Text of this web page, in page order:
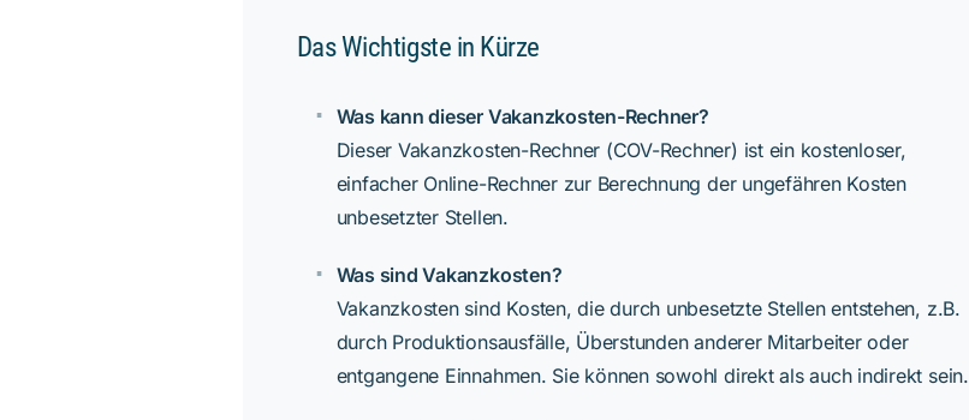
Das Wichtigste in Kürze
Was kann dieser Vakanzkosten-Rechner?
Dieser Vakanzkosten-Rechner (COV-Rechner) ist ein kostenloser,
einfacher Online-Rechner zur Berechnung der ungefähren Kosten
unbesetzter Stellen.
Was sind Vakanzkosten?
Vakanzkosten sind Kosten, die durch unbesetzte Stellen entstehen, z.B.
durch Produktionsausfälle, Überstunden anderer Mitarbeiter oder
entgangene Einnahmen. Sie können sowohl direkt als auch indirekt sein.